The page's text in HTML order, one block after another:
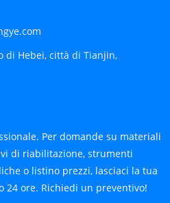
di Hebei, città di Tianjin,
Per domande su materiali
di riabilitazione, strumenti
o listino prezzi, lasciaci la tua
24 ore. Richiedi un preventivo!